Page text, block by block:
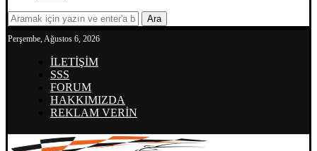
Ara
Perşembe, Ağustos 6, 2026
İLETİŞİM
SSS
FORUM
HAKKIMIZDA
REKLAM VERİN